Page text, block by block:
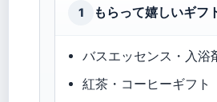
1 もらって嬉しいギフ
バスエッセンス・入浴
紅茶・コーヒーギフト